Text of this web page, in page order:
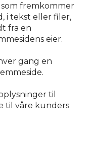
fremkommer
i tekst eller filer,
fra en
eier.
gang en
til
til våre kunders